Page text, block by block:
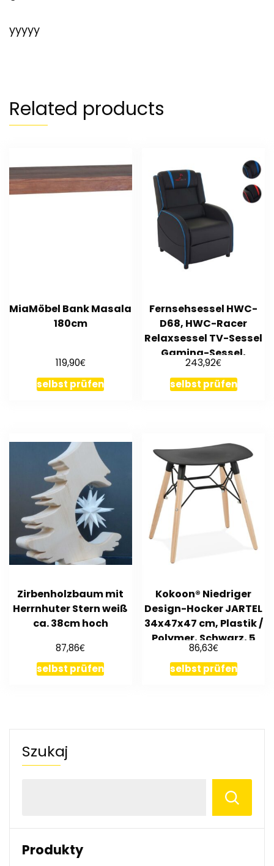
yyyyy
Related products
MiaMöbel Bank Masala
180cm
119,90€
selbst prüfen
Fernsehsessel HWC-
D68, HWC-Racer
Relaxsessel TV-Sessel
Gaming-Sessel,
Kunstleder
243,92€
selbst prüfen
Zirbenholzbaum mit
Herrnhuter Stern weiß
ca. 38cm hoch
87,86€
selbst prüfen
Kokoon® Niedriger
Design-Hocker JARTEL
34x47x47 cm, Plastik /
Polymer, Schwarz, 5
86,63€
selbst prüfen
Szukaj
Produkty